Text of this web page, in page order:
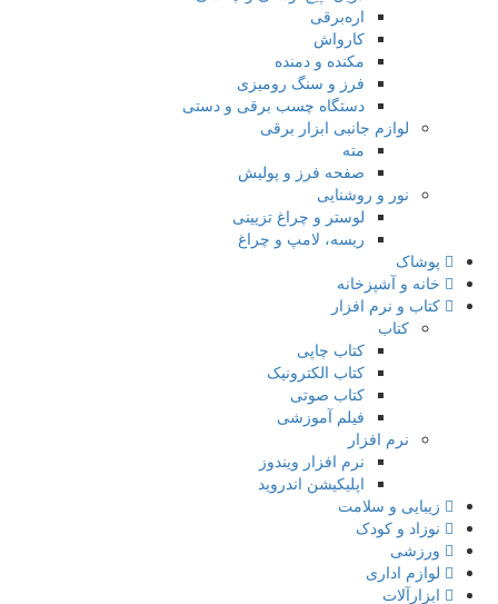
اره‌برقی
کارواش
مکنده و دمنده
فرز و سنگ رومیزی
دستگاه چسب برقی و دستی
لوازم جانبی ابزار برقی
مته
صفحه فرز و پولیش
نور و روشنایی
لوستر و چراغ تزیینی
ریسه، لامپ و چراغ
پوشاک
خانه و آشپزخانه
کتاب و نرم افزار
کتاب
کتاب چاپی
کتاب الکترونیک
کتاب صوتی
فیلم آموزشی
نرم افزار
نرم افزار ویندوز
اپلیکیشن اندروید
زیبایی و سلامت
نوزاد و کودک
ورزشی
لوازم اداری
ابزارآلات